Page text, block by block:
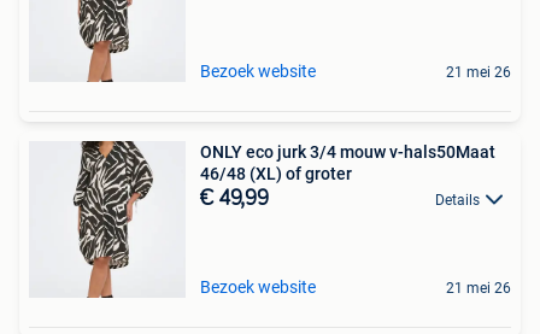
Bezoek website 21 mei 26
ONLY eco jurk 3/4 mouw v-hals50Maat
46/48 (XL) of groter
€ 49,99 Details
Bezoek website 21 mei 26